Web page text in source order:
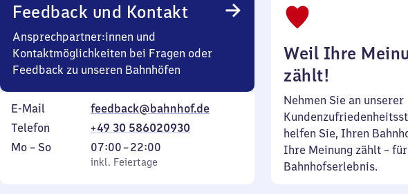
Feedback und Kontakt
Ansprechpartner:innen und
Kontaktmöglichkeiten bei Fragen oder
Feedback zu unseren Bahnhöfen
E-Mail
feedback@bahnhof.de
Telefon
+49 30 586020930
Montag
Mo – So,
inkl. Feiertage
07:00–22:00
Von
7
inkl. Feiertage
Weil Ihre
zählt!
Nehmen Sie an unserer
helfen Sie, Ihren
Ihre Meinung zählt –
Bahnhofserlebnis.